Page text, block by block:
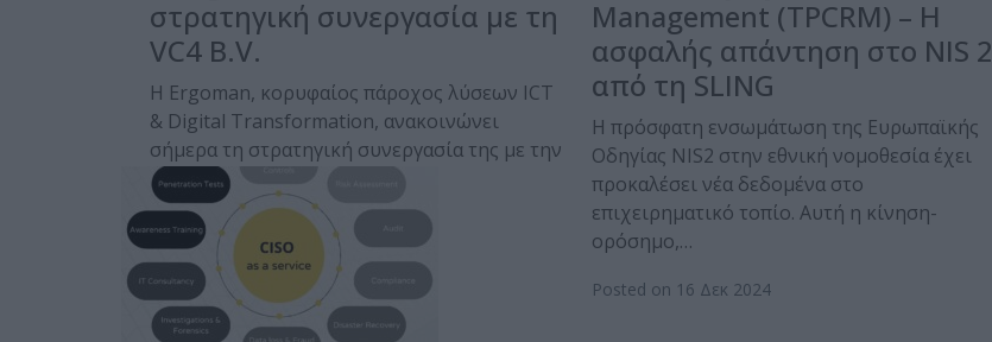
στρατηγική συνεργασία με τη
VC4 B.V.
Η Ergoman, κορυφαίος πάροχος λύσεων ICT
& Digital Transformation, ανακοινώνει
σήμερα τη στρατηγική συνεργασία της με την
VC4 B.V., κορυφαίο…
Posted on 27 Ιαν 2025
Management (TPCRM) – Η
ασφαλής απάντηση στο NIS 2
από τη SLING
Η πρόσφατη ενσωμάτωση της Ευρωπαϊκής
Οδηγίας NIS2 στην εθνική νομοθεσία έχει
προκαλέσει νέα δεδομένα στο
επιχειρηματικό τοπίο. Αυτή η κίνηση-
ορόσημο,…
Posted on 16 Δεκ 2024